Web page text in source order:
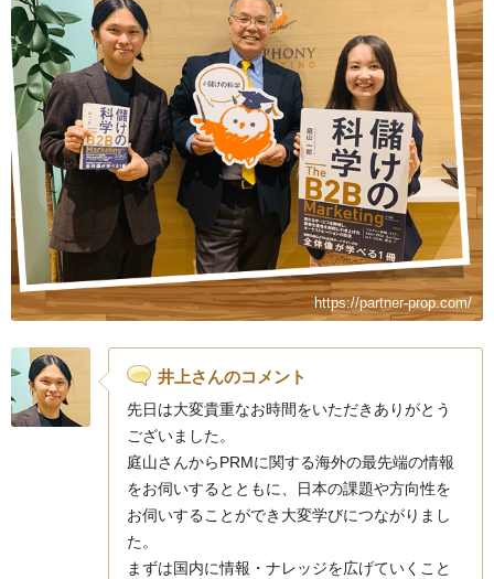
https://partner-prop.com/
井上さんのコメント
先日は大変貴重なお時間をいただきありがとう
ございました。
庭山さんからPRMに関する海外の最先端の情報
をお伺いするとともに、日本の課題や方向性を
お伺いすることができ大変学びにつながりまし
た。
まずは国内に情報・ナレッジを広げていくこと